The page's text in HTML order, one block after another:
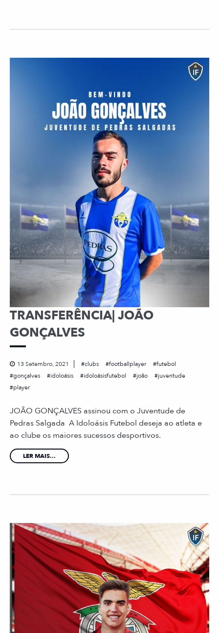
TRANSFERÊNCIA| JOÃO
GONÇALVES
13 Setembro, 2021 clubs footballplayer
futebol
gonçalves
idoloásis idoloásisfutebol joão
juventude
player
JOÃO GONÇALVES assinou com o Juventude de
Pedras Salgada A Idoloásis Futebol deseja ao atleta e
ao clube os maiores sucessos desportivos.
LER MAIS...